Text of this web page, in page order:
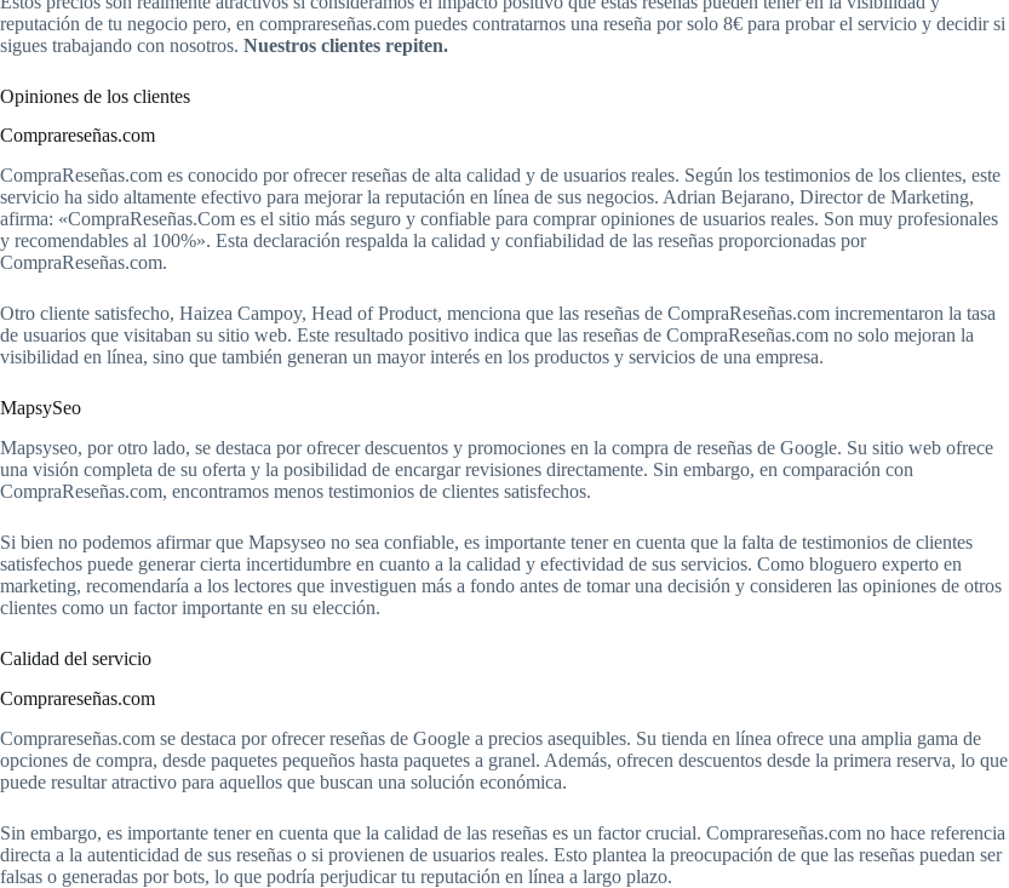
reputación de tu negocio pero, en comprareseñas.com puedes contratarnos una reseña por solo 8€ para probar el servicio y decidir si
sigues trabajando con nosotros. Nuestros clientes repiten.
Opiniones de los clientes
Comprareseñas.com
CompraReseñas.com es conocido por ofrecer reseñas de alta calidad y de usuarios reales. Según los testimonios de los clientes, este
servicio ha sido altamente efectivo para mejorar la reputación en línea de sus negocios. Adrian Bejarano, Director de Marketing,
afirma: «CompraReseñas.Com es el sitio más seguro y confiable para comprar opiniones de usuarios reales. Son muy profesionales
y recomendables al 100%». Esta declaración respalda la calidad y confiabilidad de las reseñas proporcionadas por
CompraReseñas.com.
Otro cliente satisfecho, Haizea Campoy, Head of Product, menciona que las reseñas de CompraReseñas.com incrementaron la tasa
de usuarios que visitaban su sitio web. Este resultado positivo indica que las reseñas de CompraReseñas.com no solo mejoran la
visibilidad en línea, sino que también generan un mayor interés en los productos y servicios de una empresa.
MapsySeo
Mapsyseo, por otro lado, se destaca por ofrecer descuentos y promociones en la compra de reseñas de Google. Su sitio web ofrece
una visión completa de su oferta y la posibilidad de encargar revisiones directamente. Sin embargo, en comparación con
CompraReseñas.com, encontramos menos testimonios de clientes satisfechos.
Si bien no podemos afirmar que Mapsyseo no sea confiable, es importante tener en cuenta que la falta de testimonios de clientes
satisfechos puede generar cierta incertidumbre en cuanto a la calidad y efectividad de sus servicios. Como bloguero experto en
marketing, recomendaría a los lectores que investiguen más a fondo antes de tomar una decisión y consideren las opiniones de otros
clientes como un factor importante en su elección.
Calidad del servicio
Comprareseñas.com
Comprareseñas.com se destaca por ofrecer reseñas de Google a precios asequibles. Su tienda en línea ofrece una amplia gama de
opciones de compra, desde paquetes pequeños hasta paquetes a granel. Además, ofrecen descuentos desde la primera reserva, lo que
puede resultar atractivo para aquellos que buscan una solución económica.
Sin embargo, es importante tener en cuenta que la calidad de las reseñas es un factor crucial. Comprareseñas.com no hace referencia
directa a la autenticidad de sus reseñas o si provienen de usuarios reales. Esto plantea la preocupación de que las reseñas puedan ser
falsas o generadas por bots, lo que podría perjudicar tu reputación en línea a largo plazo.